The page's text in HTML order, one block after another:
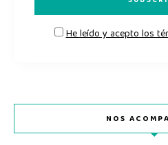
He leído y acepto los
NOS